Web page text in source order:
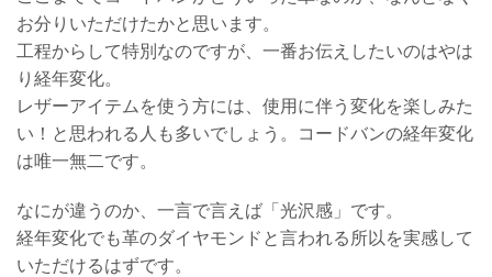
お分りいただけたかと思います。
工程からして特別なのですが、一番お伝えしたいのはやは
り経年変化。
レザーアイテムを使う方には、使用に伴う変化を楽しみた
い！と思われる人も多いでしょう。コードバンの経年変化
は唯一無二です。
なにが違うのか、一言で言えば「光沢感」です。
経年変化でも革のダイヤモンドと言われる所以を実感して
いただけるはずです。